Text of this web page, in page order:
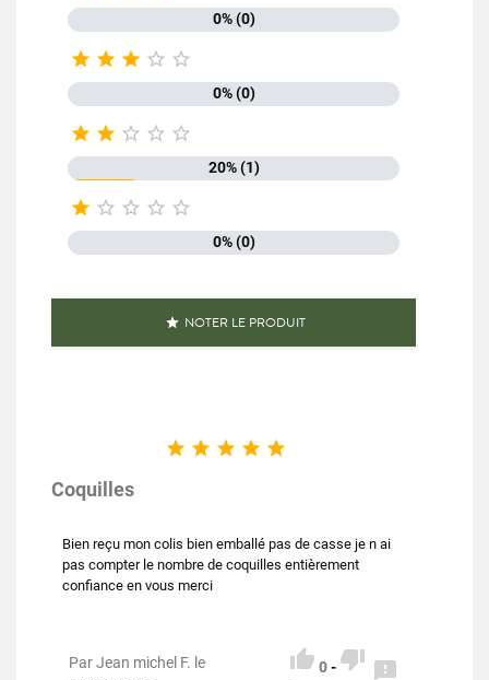
0% (0)
    
0% (0)
    
20% (1)
    
0% (0)
 NOTER LE PRODUIT
    
Coquilles
Bien reçu mon colis bien emballé pas de casse je n ai
pas compter le nombre de coquilles entièrement
confiance en vous merci
Par Jean michel F. le
 0-  